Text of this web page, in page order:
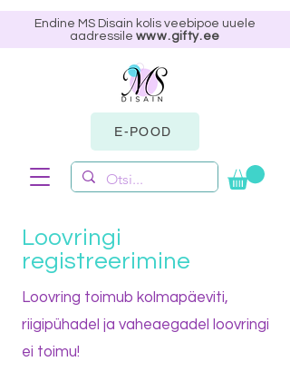
Endine MS Disain kolis veebipoe uuele
aadressile www.gifty.ee
E-POOD
Loovringi
registreerimine
Loovring toimub kolmapäeviti,
riigipühadel ja vaheaegadel loovringi
ei toimu!